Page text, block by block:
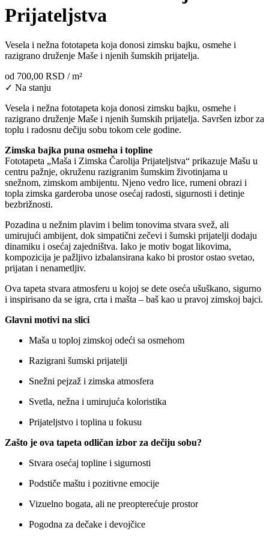
Prijateljstva
Vesela i nežna fototapeta koja donosi zimsku bajku, osmehe i
razigrano druženje Maše i njenih šumskih prijatelja.
od 700,00 RSD / m²
✓ Na stanju
Vesela i nežna fototapeta koja donosi zimsku bajku, osmehe i
razigrano druženje Maše i njenih šumskih prijatelja. Savršen izbor za
toplu i radosnu dečiju sobu tokom cele godine.
Zimska bajka puna osmeha i topline
Fototapeta „Maša i Zimska Čarolija Prijateljstva“ prikazuje Mašu u
centru pažnje, okruženu razigranim šumskim životinjama u
snežnom, zimskom ambijentu. Njeno vedro lice, rumeni obrazi i
topla zimska garderoba unose osećaj radosti, sigurnosti i detinje
bezbrižnosti.
Pozadina u nežnim plavim i belim tonovima stvara svež, ali
umirujući ambijent, dok simpatični zečevi i šumski prijatelji dodaju
dinamiku i osećaj zajedništva. Iako je motiv bogat likovima,
kompozicija je pažljivo izbalansirana kako bi prostor ostao svetao,
prijatan i nenametljiv.
Ova tapeta stvara atmosferu u kojoj se dete oseća ušuškano, sigurno
i inspirisano da se igra, crta i mašta – baš kao u pravoj zimskoj bajci.
Glavni motivi na slici
Maša u toploj zimskoj odeći sa osmehom
Razigrani šumski prijatelji
Snežni pejzaž i zimska atmosfera
Svetla, nežna i umirujuća koloristika
Prijateljstvo i toplina u fokusu
Zašto je ova tapeta odličan izbor za dečiju sobu?
Stvara osećaj topline i sigurnosti
Podstiče maštu i pozitivne emocije
Vizuelno bogata, ali ne preopterećuje prostor
Pogodna za dečake i devojčice